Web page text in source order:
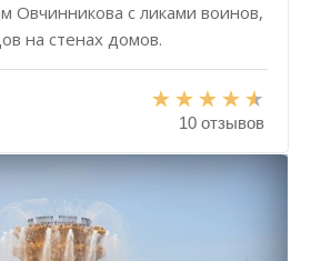
Овчинникова с ликами воинов,
на стенах домов.
10 отзывов